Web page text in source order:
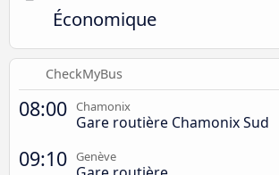
Économique
CheckMyBus
08:00 Chamonix
Gare routière Chamonix Sud
09:10 Genève